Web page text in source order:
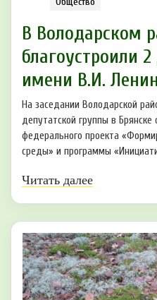
В Володарском
благоустроили
имени В.И.
На заседании Володарской
депутатской группы в
федерального проекта
среды» и программы
Читать далее